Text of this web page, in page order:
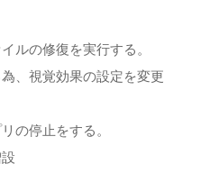
ルの修復を実行する。
、視覚効果の設定を変更
の停止をする。